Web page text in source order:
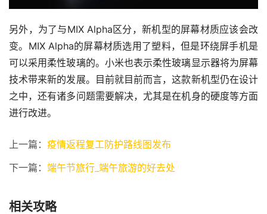
另外，为了与MIX Alpha区分，新机型的屏幕材质应该会改
变。MIX Alpha的屏幕材质选用了塑料，但是环绕屏手机是
可以采用柔性玻璃的。小米也表示柔性玻璃显示器将为屏幕
技术带来新的发展。目前就目前而言，这款新机型仍在设计
之中，还有诸多问题需要解决，尤其是在机身的硬度等方面
进行改进。
上一篇： 疫情返程复工防护路线图发布
下一篇： 端午节旅行_端午旅游的好去处
相关攻略